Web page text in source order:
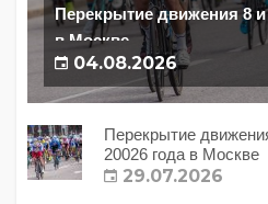
Перекрытие движения 8 и
в Москве
04.08.2026
Перекрытие
20026 года в Москве
29.07.2026